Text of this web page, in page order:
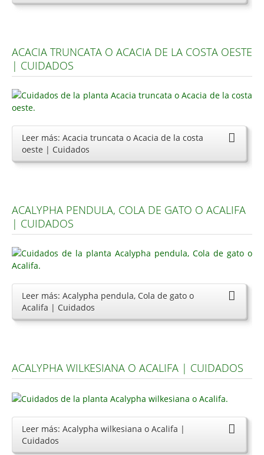
ACACIA TRUNCATA O ACACIA DE LA COSTA OESTE
| CUIDADOS
Leer más: Acacia truncata o Acacia de la costa
oeste | Cuidados
ACALYPHA PENDULA, COLA DE GATO O ACALIFA
| CUIDADOS
Leer más: Acalypha pendula, Cola de gato o
Acalifa | Cuidados
ACALYPHA WILKESIANA O ACALIFA | CUIDADOS
Leer más: Acalypha wilkesiana o Acalifa |
Cuidados